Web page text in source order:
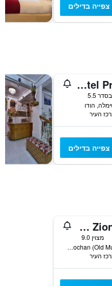
צפייה בדילים
Hotel Prestige
בסדר 5.5
צפייה בדילים
The Zion Hotel
מצוין 9.0
Near Sankat Mochan (Old Muhal Badai), שימלה, הודו